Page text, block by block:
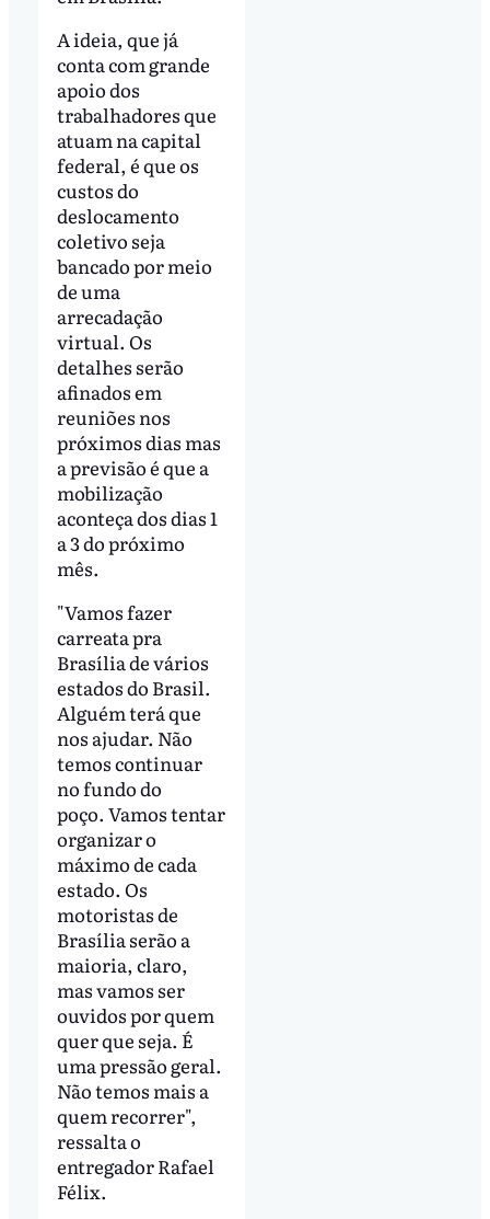
A ideia, que já
conta com grande
apoio dos
trabalhadores que
atuam na capital
federal, é que os
custos do
deslocamento
coletivo seja
bancado por meio
de uma
arrecadação
virtual. Os
detalhes serão
afinados em
reuniões nos
próximos dias mas
a previsão é que a
mobilização
aconteça dos dias 1
a 3 do próximo
mês.
"Vamos fazer
carreata pra
Brasília de vários
estados do Brasil.
Alguém terá que
nos ajudar. Não
temos continuar
no fundo do
poço. Vamos tentar
organizar o
máximo de cada
estado. Os
motoristas de
Brasília serão a
maioria, claro,
mas vamos ser
ouvidos por quem
quer que seja. É
uma pressão geral.
Não temos mais a
quem recorrer",
ressalta o
entregador Rafael
Félix.